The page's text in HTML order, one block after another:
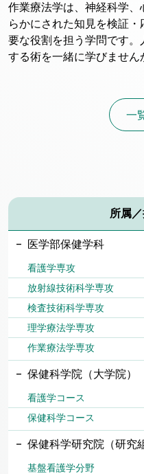
作業療法学は、神経科学
らかにされた知見を検証
要な役割を担う学問です
する術を一緒に学びません
一
所属
医学部保健学科
看護学専攻
放射線技術科学専攻
検査技術科学専攻
理学療法学専攻
作業療法学専攻
保健科学院（大学院）
看護学コース
保健科学コース
保健科学研究院（研究
基盤看護学分野